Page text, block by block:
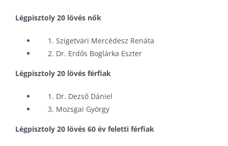
Légpisztoly 20 lövés nők
Szigetvári Mercédesz Renáta
Dr. Erdős Boglárka Eszter
Légpisztoly 20 lövés férfiak
Dr. Dezső Dániel
Mozsgai György
Légpisztoly 20 lövés 60 év feletti férfiak